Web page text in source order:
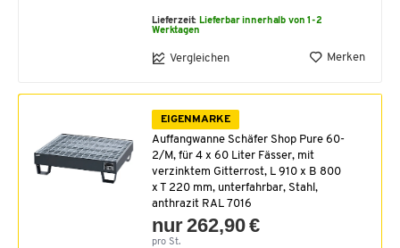
Lieferzeit:Lieferbar innerhalb von 1-2
Werktagen
Vergleichen Merken
EIGENMARKE
Auffangwanne Schäfer Shop Pure 60-
2/M, für 4 x 60 Liter Fässer, mit
verzinktem Gitterrost, L 910 x B 800
x T 220 mm, unterfahrbar, Stahl,
anthrazit RAL 7016
nur 262,90 €
pro St.